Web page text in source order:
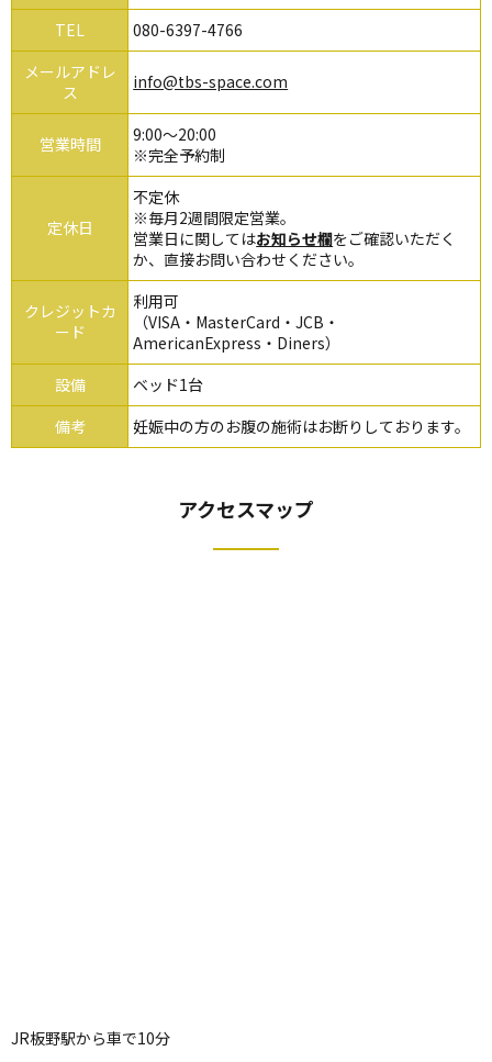
TEL
080-6397-4766
メールアドレ
ス
info@tbs-space.com
営業時間
9:00～20:00
※完全予約制
定休日
不定休
※毎月2週間限定営業。
営業日に関してはお知らせ欄をご確認いただく
か、直接お問い合わせください。
クレジットカ
ード
利用可
（VISA・MasterCard・JCB・
AmericanExpress・Diners）
設備
ベッド1台
備考
妊娠中の方のお腹の施術はお断りしております。
アクセスマップ
JR板野駅から車で10分